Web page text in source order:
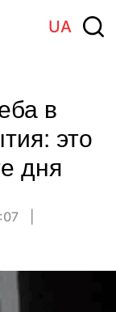
UA
в
это
дня